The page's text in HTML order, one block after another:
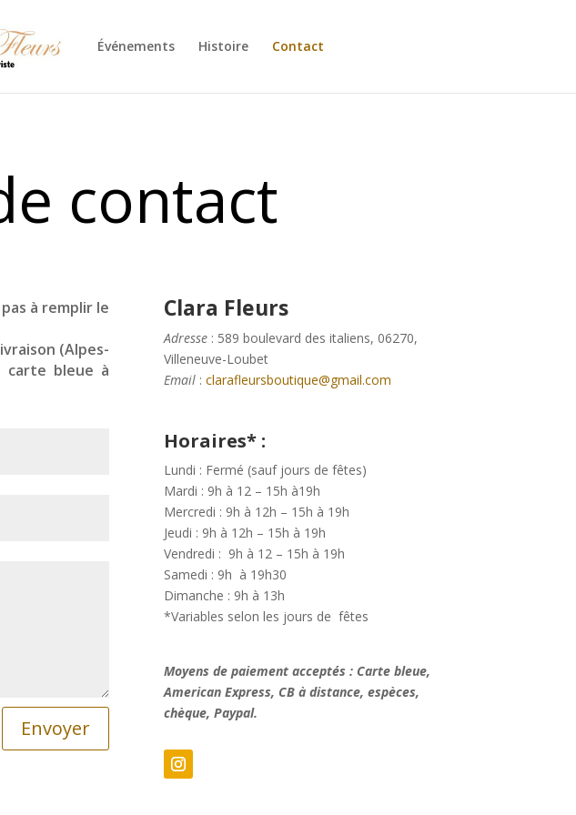
Événements Histoire Contact
contact
à remplir le
(Alpes-
carte bleue à
Envoyer
Clara Fleurs
Adresse: 589 boulevard des italiens, 06270,
Villeneuve-Loubet
Email: clarafleursboutique@gmail.com
Horaires* :
Lundi : Fermé (sauf jours de fêtes)
Mardi : 9h à 12 – 15h à19h
Mercredi : 9h à 12h – 15h à 19h
Jeudi : 9h à 12h – 15h à 19h
Vendredi : 9h à 12 – 15h à 19h
Samedi : 9h à 19h30
Dimanche : 9h à 13h
*Variables selon les jours de fêtes
Moyens de paiement acceptés : Carte bleue,
American Express, CB à distance, espèces,
chèque, Paypal.